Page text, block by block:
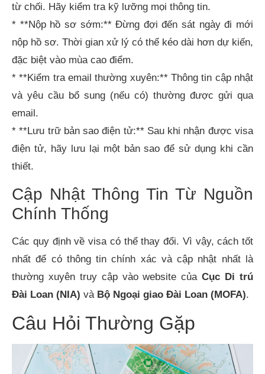
từ chối. Hãy kiểm tra kỹ lưỡng mọi thông tin.
* **Nộp hồ sơ sớm:** Đừng đợi đến sát ngày đi mới
nộp hồ sơ. Thời gian xử lý có thể kéo dài hơn dự kiến,
đặc biệt vào mùa cao điểm.
* **Kiểm tra email thường xuyên:** Thông tin cập nhật
và yêu cầu bổ sung (nếu có) thường được gửi qua
email.
* **Lưu trữ bản sao điện tử:** Sau khi nhận được visa
điện tử, hãy lưu lại một bản sao để sử dụng khi cần
thiết.
Cập Nhật Thông Tin Từ Nguồn
Chính Thống
Các quy định về visa có thể thay đổi. Vì vậy, cách tốt
nhất để có thông tin chính xác và cập nhật nhất là
thường xuyên truy cập vào website củaCục Di trú
Đài Loan (NIA) và Bộ Ngoại giao Đài Loan (MOFA).
Câu Hỏi Thường Gặp